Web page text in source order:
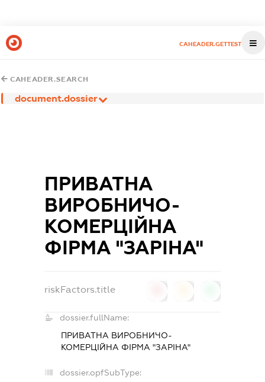
CAHEADER.GETTEST
CAHEADER.SEARCH
document.dossier
ПРИВАТНА
ВИРОБНИЧО-
КОМЕРЦІЙНА
ФІРМА "ЗАРІНА"
riskFactors.title
dossier.fullName:
ПРИВАТНА ВИРОБНИЧО-
КОМЕРЦІЙНА ФІРМА "ЗАРІНА"
dossier.opfSubType: